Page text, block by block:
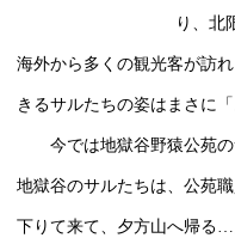
り、北
海外から多くの観光客が訪
きるサルたちの姿はまさに
今では地獄谷野猿公苑
地獄谷のサルたちは、公苑
下りて来て、夕方山へ帰る